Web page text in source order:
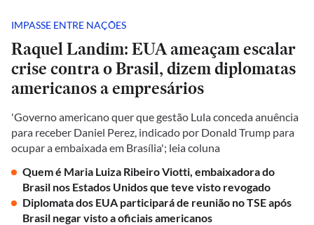
IMPASSE ENTRE NAÇÕES
Raquel Landim: EUA ameaçam escalar
crise contra o Brasil, dizem diplomatas
americanos a empresários
'Governo americano quer que gestão Lula conceda anuência
para receber Daniel Perez, indicado por Donald Trump para
ocupar a embaixada em Brasília'; leia coluna
Quem é Maria Luiza Ribeiro Viotti, embaixadora do
Brasil nos Estados Unidos que teve visto revogado
Diplomata dos EUA participará de reunião no TSE após
Brasil negar visto a oficiais americanos